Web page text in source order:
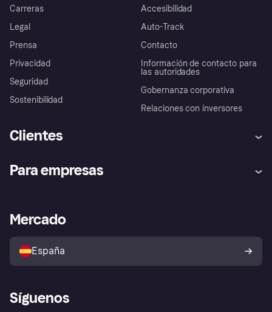
Carreras
Legal
Prensa
Privacidad
Seguridad
Sostenibilidad
Accesibilidad
Auto-Track
Contacto
Información de contacto para
las autoridades
Gobernanza corporativa
Relaciones con inversores
Clientes
Inicio de sesión
Directorio de tiendas
Política de protección al
comprador de Klarna
Reclamaciones
Para empresas
Acceso empresas
Mercado
España
Síguenos